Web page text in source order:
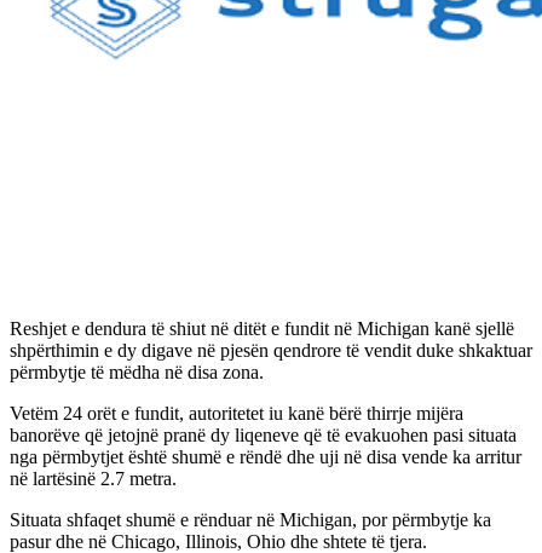
Reshjet e dendura të shiut në ditët e fundit në Michigan kanë sjellë
shpërthimin e dy digave në pjesën qendrore të vendit duke shkaktuar
përmbytje të mëdha në disa zona.
Vetëm 24 orët e fundit, autoritetet iu kanë bërë thirrje mijëra
banorëve që jetojnë pranë dy liqeneve që të evakuohen pasi situata
nga përmbytjet është shumë e rëndë dhe uji në disa vende ka arritur
në lartësinë 2.7 metra.
Situata shfaqet shumë e rënduar në Michigan, por përmbytje ka
pasur dhe në Chicago, Illinois, Ohio dhe shtete të tjera.